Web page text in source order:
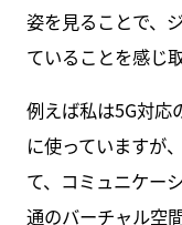
姿を見ることで、
ていることを感じ
例えば私は5G対応
に使っていますが
て、コミュニケー
通のバーチャル空